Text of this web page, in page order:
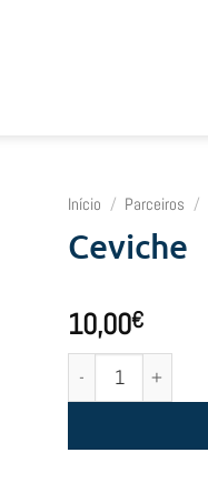
Início / Parceiros /
Ceviche
10,00€
Quantidade de Ceviche